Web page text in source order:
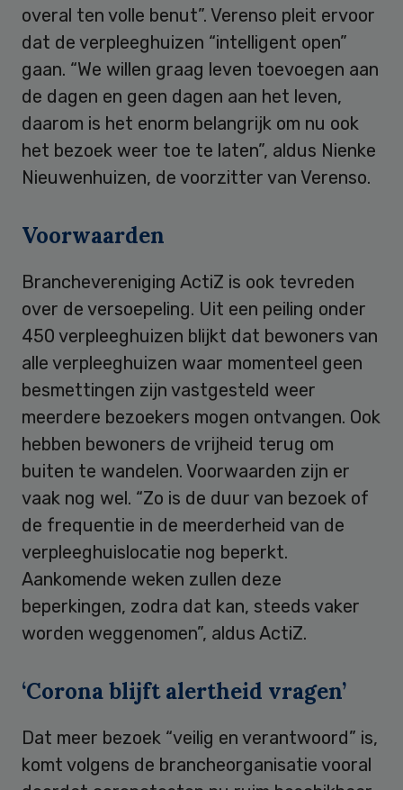
overal ten volle benut”. Verenso pleit ervoor
dat de verpleeghuizen “intelligent open”
gaan. “We willen graag leven toevoegen aan
de dagen en geen dagen aan het leven,
daarom is het enorm belangrijk om nu ook
het bezoek weer toe te laten”, aldus Nienke
Nieuwenhuizen, de voorzitter van Verenso.
Voorwaarden
Branchevereniging ActiZ is ook tevreden
over de versoepeling. Uit een peiling onder
450 verpleeghuizen blijkt dat bewoners van
alle verpleeghuizen waar momenteel geen
besmettingen zijn vastgesteld weer
meerdere bezoekers mogen ontvangen. Ook
hebben bewoners de vrijheid terug om
buiten te wandelen. Voorwaarden zijn er
vaak nog wel. “Zo is de duur van bezoek of
de frequentie in de meerderheid van de
verpleeghuislocatie nog beperkt.
Aankomende weken zullen deze
beperkingen, zodra dat kan, steeds vaker
worden weggenomen”, aldus ActiZ.
‘Corona blijft alertheid vragen’
Dat meer bezoek “veilig en verantwoord” is,
komt volgens de brancheorganisatie vooral